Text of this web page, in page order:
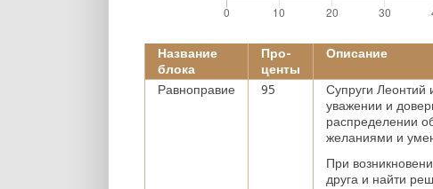
Название
блока
Про-
центы
Описание
Равноправие 95
Супруги Леонтий
уважении и
распределении
желаниями и
При
друга и найти